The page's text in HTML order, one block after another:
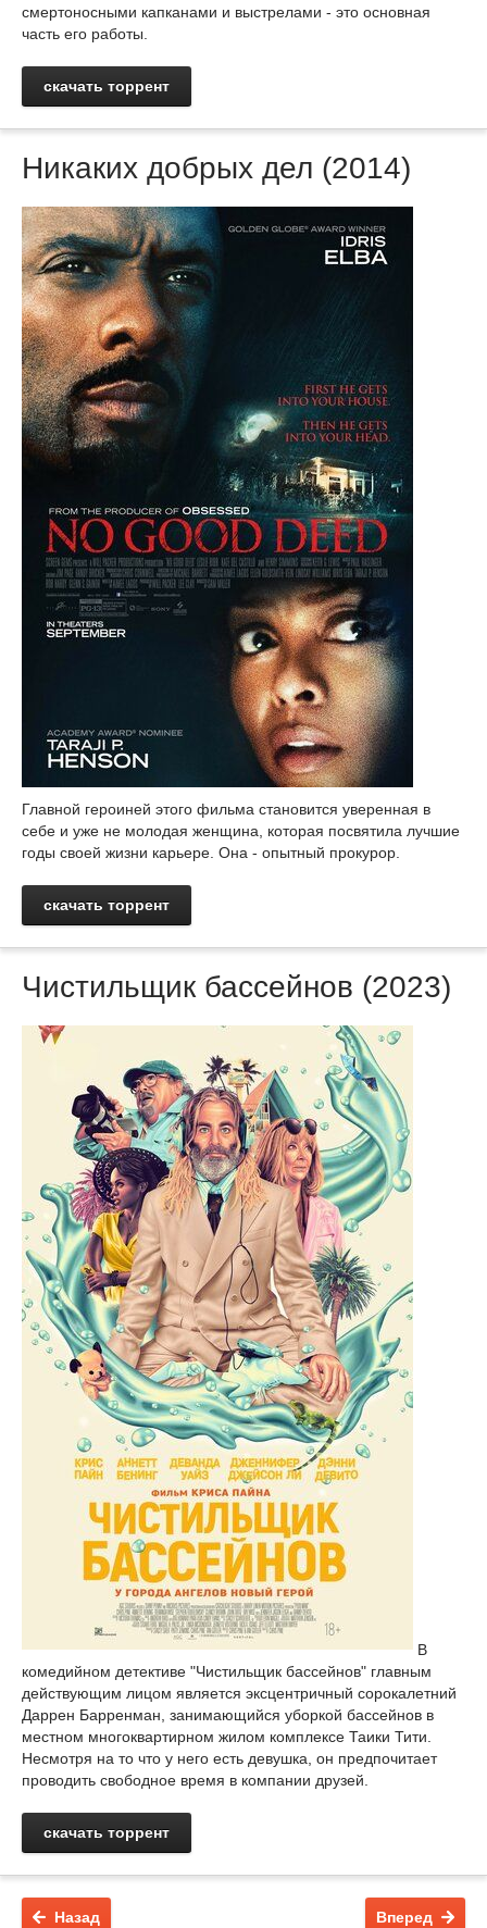
смертоносными капканами и выстрелами - это основная
часть его работы.
скачать торрент
Никаких добрых дел (2014)
Главной героиней этого фильма становится уверенная в
себе и уже не молодая женщина, которая посвятила лучшие
годы своей жизни карьере. Она - опытный прокурор.
скачать торрент
Чистильщик бассейнов (2023)
В
комедийном детективе "Чистильщик бассейнов" главным
действующим лицом является эксцентричный сорокалетний
Даррен Барренман, занимающийся уборкой бассейнов в
местном многоквартирном жилом комплексе Таики Тити.
Несмотря на то что у него есть девушка, он предпочитает
проводить свободное время в компании друзей.
скачать торрент
Назад Вперед